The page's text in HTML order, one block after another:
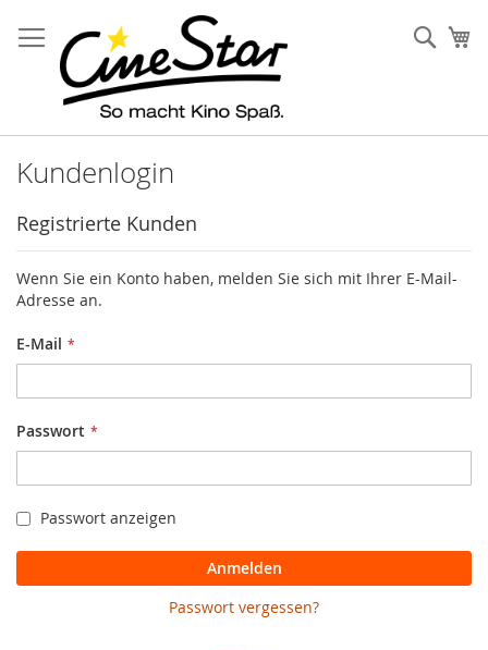
zum
Inhalt
Kundenlogin
Registrierte Kunden
Wenn Sie ein Konto haben, melden Sie sich mit Ihrer E-Mail-
Adresse an.
E-Mail
Passwort
Passwort anzeigen
Anmelden
Passwort vergessen?